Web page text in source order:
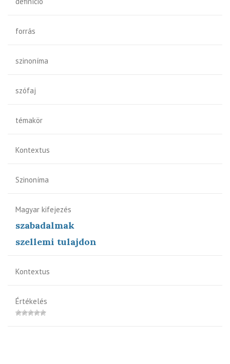
forrás
szinoníma
szófaj
témakör
Kontextus
Szinoníma
Magyar kifejezés
szabadalmak
szellemi tulajdon
Kontextus
Értékelés